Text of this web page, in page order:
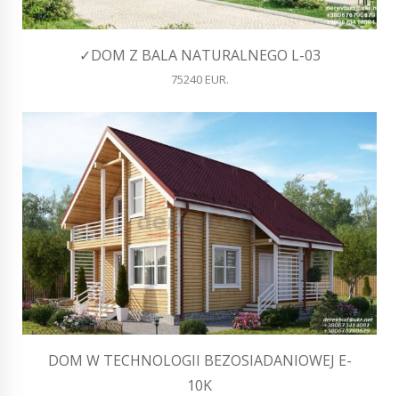
✓DOM Z BALA NATURALNEGO L-03
75240 EUR.
DOM W TECHNOLOGII BEZOSIADANIOWEJ E-
10K